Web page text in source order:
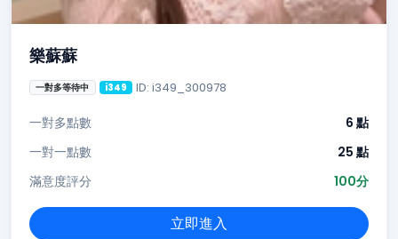
樂蘇蘇
一對多等待中 i349 ID: i349_300978
一對多點數
6 點
一對一點數
25 點
滿意度評分
100分
立即進入